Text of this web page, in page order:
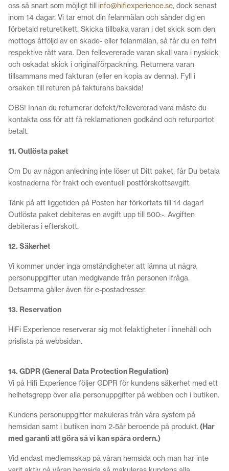
oss så snart som möjligt tillinfo@hifiexperience.se, dock senast
inom 14 dagar. Vi tar emot din felanmälan och sänder dig en
förbetald returetikett. Skicka tillbaka varan i det skick som den
mottogs åtföljd av en skade- eller felanmälan, så får du en felfri
respektive rätt vara. Den fellevererade varan skall vara i nyskick
och oskadat skick i originalförpackning. Returnera varan
tillsammans med fakturan (eller en kopia av denna). Fyll i
orsaken till returen på fakturans baksida!
OBS! Innan du returnerar defekt/fellevererad vara måste du
kontakta oss för att få reklamationen godkänd och returportot
betalt.
11. Outlösta paket
Om Du av någon anledning inte löser ut Ditt paket, får Du betala
kostnaderna för frakt och eventuell postförskottsavgift.
Tänk på att liggetiden på Posten har förkortats till 14 dagar!
Outlösta paket debiteras en avgift upp till 500:-. Avgiften
debiteras i efterskott.
12. Säkerhet
Vi kommer under inga omständigheter att lämna ut några
personuppgifter utan medgivande från personen ifråga.
Detsamma gäller även för e-postadresser.
13. Reservation
HiFi Experience reserverar sig mot felaktigheter i innehåll och
prislista på webbsidan.
14. GDPR (General Data Protection Regulation)
Vi på Hifi Experience följer GDPR för kundens säkerhet med ett
helhetsgrepp över alla personuppgifter på webben och i butiken.
Kundens personuppgifter makuleras från våra system på
hemsidan samt i butiken inom 2-5år beroende på produkt. (Har
med garanti att göra så vi kan spåra ordern.)
Vid endast medlemsskap på våran hemsida och man har inte